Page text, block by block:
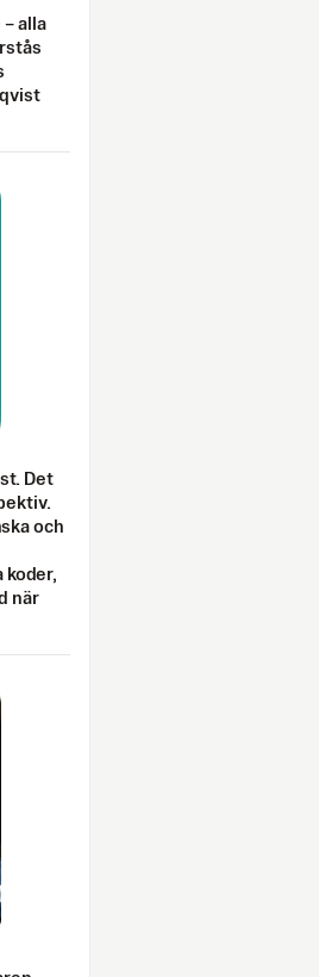
alla
Det
och
koder,
när